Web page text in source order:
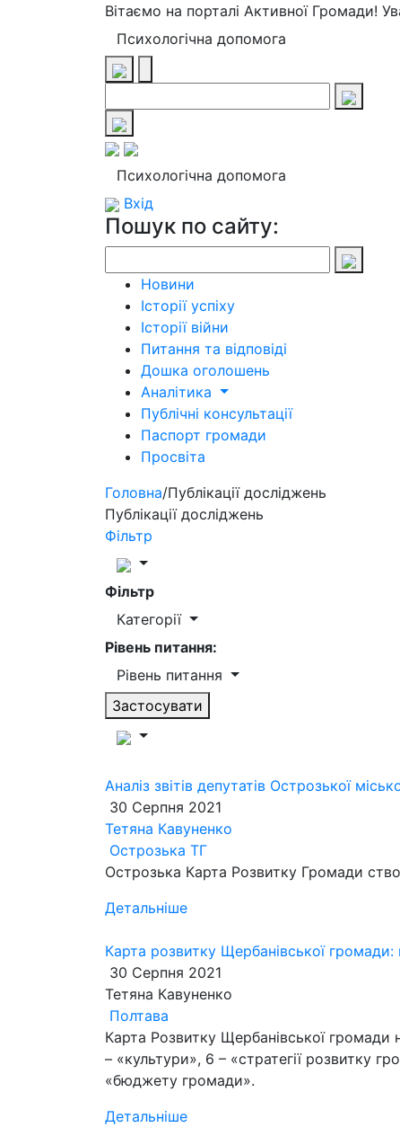
Вітаємо на порталі Активної Громади!
Психологічна допомога
Психологічна допомога
Вхід
Пошук по сайту:
Новини
Історії успіху
Історії війни
Питання та відповіді
Дошка оголошень
Аналітика
Публічні консультації
Паспорт громади
Просвіта
Головна/Публікації досліджень
Публікації досліджень
Фільтр
Фільтр
Категорії
Рівень питання:
Рівень питання
Застосувати
Аналіз звітів депутатів Острозької
30 Серпня 2021
Тетяна Кавуненко
Острозька ТГ
Острозька Карта Розвитку Громади
Детальніше
Карта розвитку Щербанівської
30 Серпня 2021
Тетяна Кавуненко
Полтава
Карта Розвитку Щербанівської громади
– «культури», 6 – «стратегії розвитку
«бюджету громади».
Детальніше